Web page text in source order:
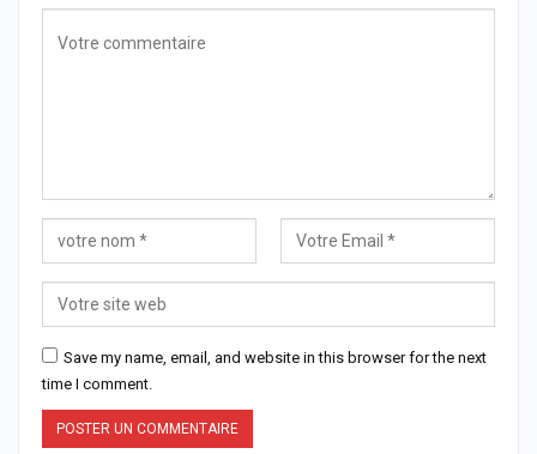
Save my name, email, and website in this browser for the next
time I comment.